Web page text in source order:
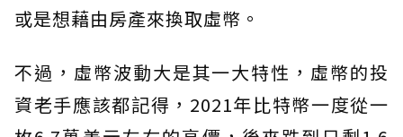
或是想藉由房產來換取虛幣。
不過，虛幣波動大是其一大特性，虛幣的投
資老手應該都記得，2021年比特幣一度從一